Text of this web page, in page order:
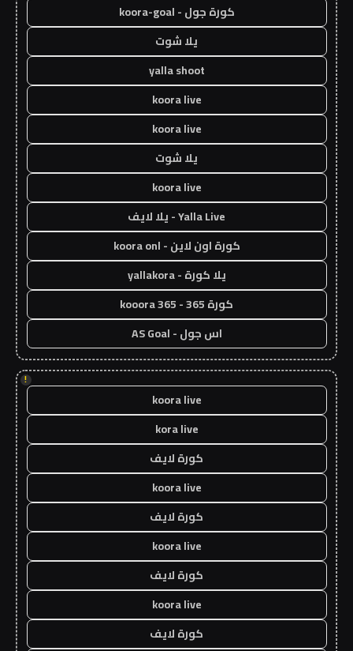
كورة جول - koora-goal
يلا شوت
yalla shoot
koora live
koora live
يلا شوت
koora live
Yalla Live - يلا لايف
كورة اون لاين - koora onl
يلا كورة - yallakora
كورة 365 - kooora 365
اس جول - AS Goal
!
koora live
kora live
كورة لايف
koora live
كورة لايف
koora live
كورة لايف
koora live
كورة لايف